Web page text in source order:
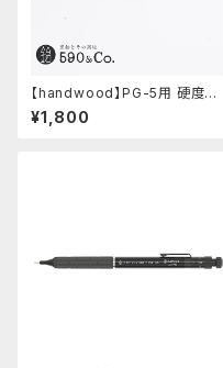
【handwood】PG-5用 硬度表
示窓 (超超ジュラルミン/楕円)
¥1,800